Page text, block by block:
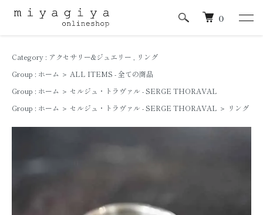
0
Category : アクセサリー&ジュエリー
リング
Group : ホーム ＞ ALL ITEMS - 全ての商品
Group : ホーム ＞ セルジュ・トラヴァル - SERGE THORAVAL
Group : ホーム ＞ セルジュ・トラヴァル - SERGE THORAVAL ＞ リング